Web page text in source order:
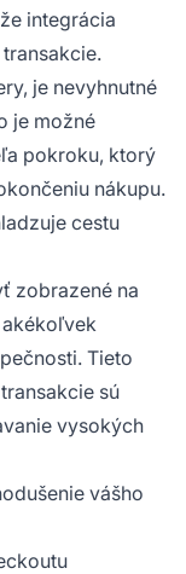
integrácia
je nevyhnutné
je možné
pokroku, ktorý
nákupu.
cestu
zobrazené na
Tieto
sú
vysokých
vášho